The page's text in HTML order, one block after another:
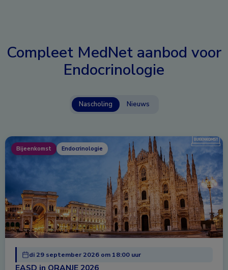
Compleet MedNet aanbod voor
Endocrinologie
Nascholing Nieuws
Bijeenkomst Endocrinologie
di 29 september 2026 om 18:00 uur
EASD in ORANJE 2026